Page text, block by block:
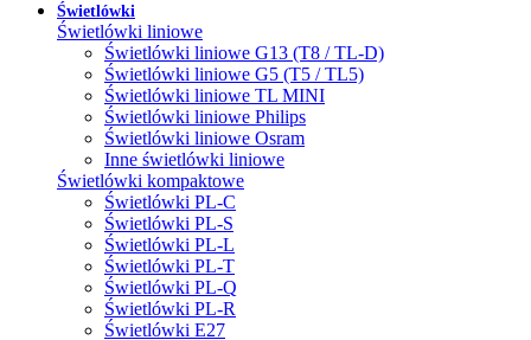
Świetlówki
Świetlówki liniowe
Świetlówki liniowe G13 (T8 / TL-D)
Świetlówki liniowe G5 (T5 / TL5)
Świetlówki liniowe TL MINI
Świetlówki liniowe Philips
Świetlówki liniowe Osram
Inne świetlówki liniowe
Świetlówki kompaktowe
Świetlówki PL-C
Świetlówki PL-S
Świetlówki PL-L
Świetlówki PL-T
Świetlówki PL-Q
Świetlówki PL-R
Świetlówki E27